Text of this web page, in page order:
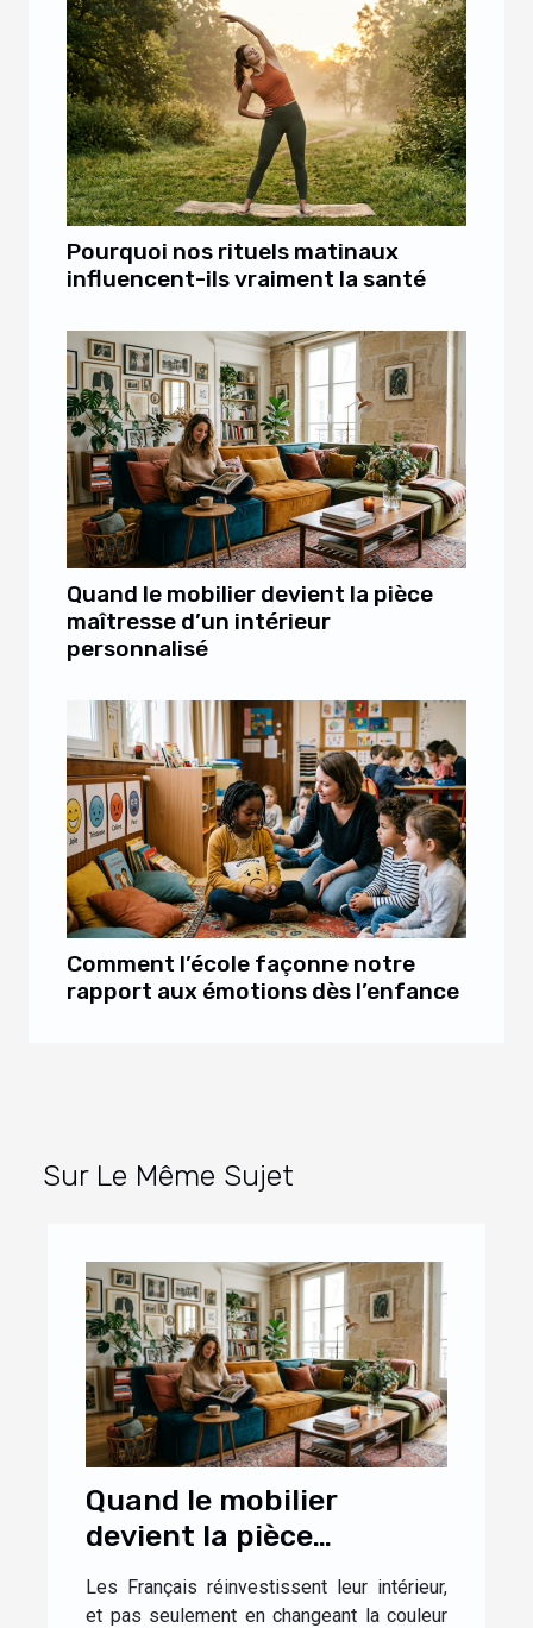
Pourquoi nos rituels matinaux
influencent-ils vraiment la santé
Quand le mobilier devient la pièce
maîtresse d’un intérieur
personnalisé
Comment l’école façonne notre
rapport aux émotions dès l’enfance
Sur Le Même Sujet
Quand le mobilier
devient la pièce
maîtresse d’un intérieur
personnalisé
Les Français réinvestissent leur intérieur,
et pas seulement en changeant la couleur